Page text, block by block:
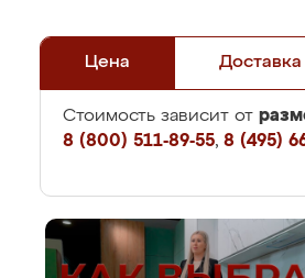
Цена Доставка
Стоимость зависит от
8 (800) 511-89-55, 8 (495)